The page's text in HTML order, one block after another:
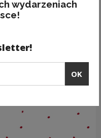
wydarzeniach
OK